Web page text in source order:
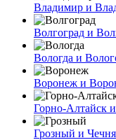
Владимир и
Волгоград и
Вологда и
Воронеж и
Горно-Алтайск
Грозный и Чечня